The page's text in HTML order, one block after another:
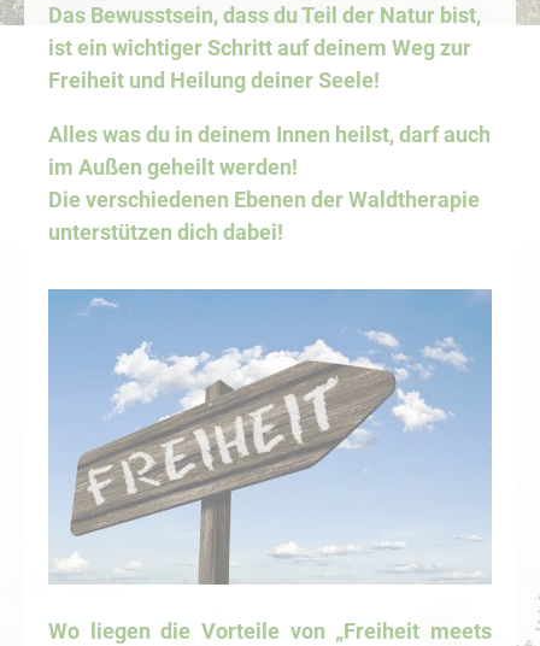
Das Bewusstsein, dass du Teil der Natur bist,
ist ein wichtiger Schritt auf deinem Weg zur
Freiheit und Heilung deiner Seele!
Alles was du in deinem Innen heilst, darf auch
im Außen geheilt werden!
Die verschiedenen Ebenen der Waldtherapie
unterstützen dich dabei!
Wo liegen die Vorteile von „Freiheit meets